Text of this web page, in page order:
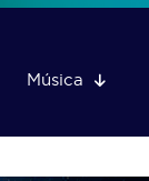
Música